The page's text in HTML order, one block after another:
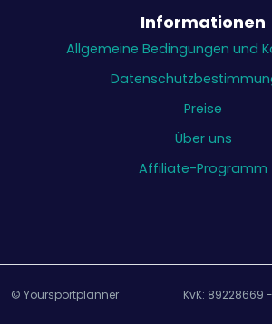
zu einer Verlängerung)
Informationen
Allgemeine Bedingungen und
Preise
Über uns
Affiliate-Programm
© Yoursportplanner KvK: 89228669